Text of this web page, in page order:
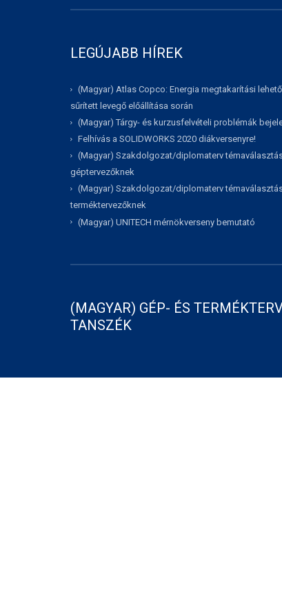
LEGÚJABB HÍREK
(Magyar) Atlas Copco: Energia megtakarítási
sűrített levegő előállítása során
(Magyar) Tárgy- és kurzusfelvételi problémák
Felhívás a SOLIDWORKS 2020 diákversenyre!
(Magyar) Szakdolgozat/diplomaterv
géptervezőknek
(Magyar) Szakdolgozat/diplomaterv
terméktervezőknek
(Magyar) UNITECH mérnökverseny bemutató
(MAGYAR) GÉP- ÉS
TANSZÉK